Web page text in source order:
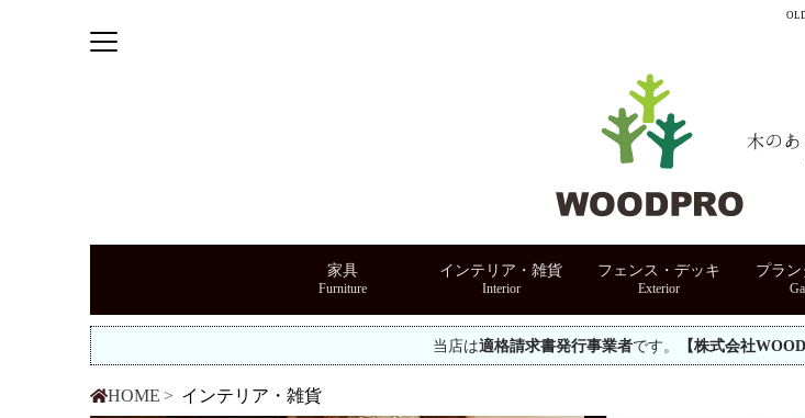
家具 インテリア・雑貨 フェンス・デッキ プラ
当店は適格請求書発行事業者です。 【株式会社
HOME インテリア・雑貨